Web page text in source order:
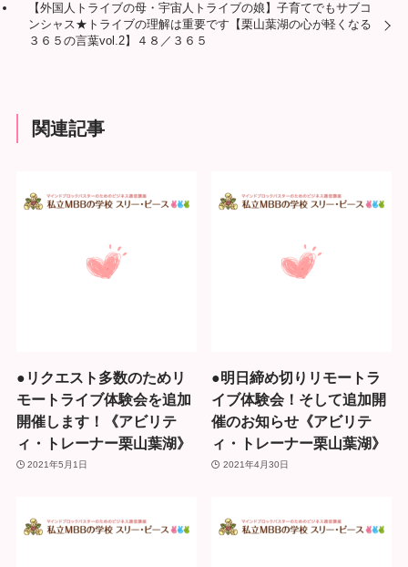
【外国人トライブの母・宇宙人トライブの娘】子育てでもサブコ
ンシャス★トライブの理解は重要です【栗山葉湖の心が軽くなる
３６５の言葉vol.2】４８／３６５
関連記事
●リクエスト多数のためリ
モートライブ体験会を追加
開催します！《アビリテ
ィ・トレーナー栗山葉湖》
2021年5月1日
●明日締め切りリモートラ
イブ体験会！そして追加開
催のお知らせ《アビリテ
ィ・トレーナー栗山葉湖》
2021年4月30日